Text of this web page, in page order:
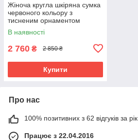
Жіноча кругла шкіряна сумка
червоного кольору з
тисненим орнаментом
«Гори», діаметр 22 см
В наявності
2 760 ₴ 2 850 ₴
Купити
Про нас
100% позитивних з 62 відгуків за рік
Працює з 22.04.2016